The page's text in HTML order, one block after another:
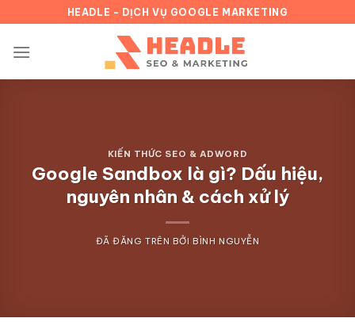
đến
nội
HEADLE - DỊCH VỤ GOOGLE MARKETING
KIẾN THỨC SEO & ADWORD
Google Sandbox là gì? Dấu hiệu,
nguyên nhân & cách xử lý
ĐÃ ĐĂNG TRÊN BỞIBÌNH NGUYỄN